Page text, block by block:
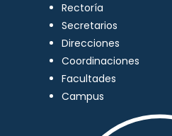
Rectoría
Secretarios
Direcciones
Coordinaciones
Facultades
Campus